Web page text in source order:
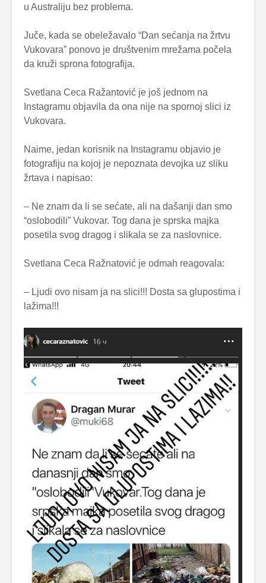
u Australiju bez problema.
Juče, kada se obeležavalo “Dan sećanja na žrtvu
Vukovara” ponovo je društvenim mrežama počela
da kruži sprona fotografija.
Svetlana Ceca Ražantović je još jednom na
Instagramu objavila da ona nije na spornoj slici iz
Vukovara.
Naime, jedan korisnik na Instagramu objavio je
fotografiju na kojoj je nepoznata devojka uz sliku
žrtava i napisao:
– Ne znam da li se sećate, ali na dašanji dan smo
“oslobodili” Vukovar. Tog dana je sprska majka
posetila svog dragog i slikala se za naslovnice.
Svetlana Ceca Ražnatović je odmah reagovala:
– Ljudi ovo nisam ja na slici!!! Dosta sa glupostima i
lažima!!!